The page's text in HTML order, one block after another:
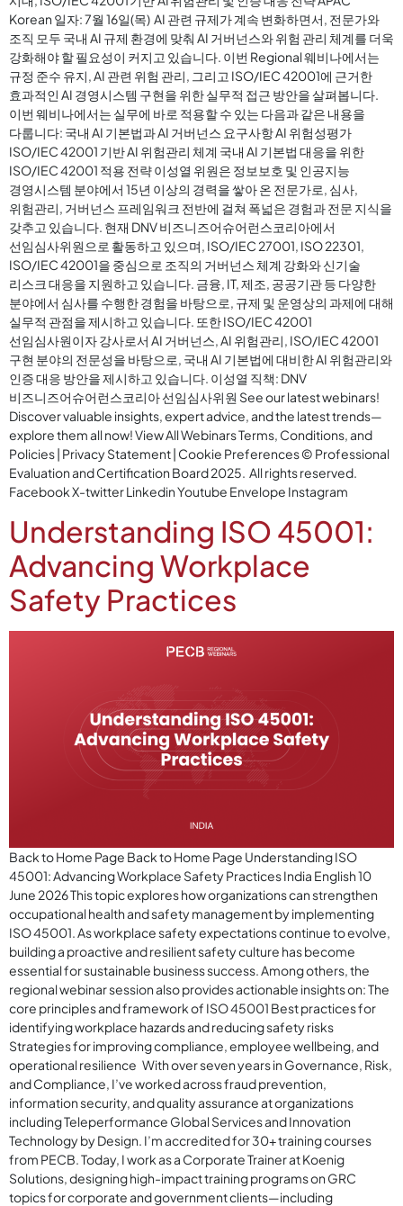
Korean 일자: 7월 16일(목) AI 관련 규제가 계속 변화하면서, 전문가와
조직 모두 국내 AI 규제 환경에 맞춰 AI 거버넌스와 위험 관리 체계를 더욱
강화해야 할 필요성이 커지고 있습니다. 이번 Regional 웨비나에서는
규정 준수 유지, AI 관련 위험 관리, 그리고 ISO/IEC 42001에 근거한
효과적인 AI 경영시스템 구현을 위한 실무적 접근 방안을 살펴봅니다.
이번 웨비나에서는 실무에 바로 적용할 수 있는 다음과 같은 내용을
다룹니다: 국내 AI 기본법과 AI 거버넌스 요구사항 AI 위험성평가
ISO/IEC 42001 기반 AI 위험관리 체계 국내 AI 기본법 대응을 위한
ISO/IEC 42001 적용 전략 이성열 위원은 정보보호 및 인공지능
경영시스템 분야에서 15년 이상의 경력을 쌓아 온 전문가로, 심사,
위험관리, 거버넌스 프레임워크 전반에 걸쳐 폭넓은 경험과 전문 지식을
갖추고 있습니다. 현재 DNV 비즈니즈어슈어런스코리아에서
선임심사위원으로 활동하고 있으며, ISO/IEC 27001, ISO 22301,
ISO/IEC 42001을 중심으로 조직의 거버넌스 체계 강화와 신기술
리스크 대응을 지원하고 있습니다. 금융, IT, 제조, 공공기관 등 다양한
분야에서 심사를 수행한 경험을 바탕으로, 규제 및 운영상의 과제에 대해
실무적 관점을 제시하고 있습니다. 또한 ISO/IEC 42001
선임심사원이자 강사로서 AI 거버넌스, AI 위험관리, ISO/IEC 42001
구현 분야의 전문성을 바탕으로, 국내 AI 기본법에 대비한 AI 위험관리와
인증 대응 방안을 제시하고 있습니다. 이성열 직책: DNV
비즈니즈어슈어런스코리아 선임심사위원 See our latest webinars!
Discover valuable insights, expert advice, and the latest trends—
explore them all now! View All Webinars Terms, Conditions, and
Policies | Privacy Statement | Cookie Preferences © Professional
Evaluation and Certification Board 2025. All rights reserved.
Facebook X-twitter Linkedin Youtube Envelope Instagram
Understanding ISO 45001:
Advancing Workplace
Safety Practices
Back to Home Page Back to Home Page Understanding ISO
45001: Advancing Workplace Safety Practices India English 10
June 2026 This topic explores how organizations can strengthen
occupational health and safety management by implementing
ISO 45001. As workplace safety expectations continue to evolve,
building a proactive and resilient safety culture has become
essential for sustainable business success. Among others, the
regional webinar session also provides actionable insights on: The
core principles and framework of ISO 45001 Best practices for
identifying workplace hazards and reducing safety risks
Strategies for improving compliance, employee wellbeing, and
operational resilience With over seven years in Governance, Risk,
and Compliance, I’ve worked across fraud prevention,
information security, and quality assurance at organizations
including Teleperformance Global Services and Innovation
Technology by Design. I’m accredited for 30+ training courses
from PECB. Today, I work as a Corporate Trainer at Koenig
Solutions, designing high-impact training programs on GRC
topics for corporate and government clients—including